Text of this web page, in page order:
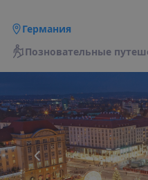
Германия
Позновательные